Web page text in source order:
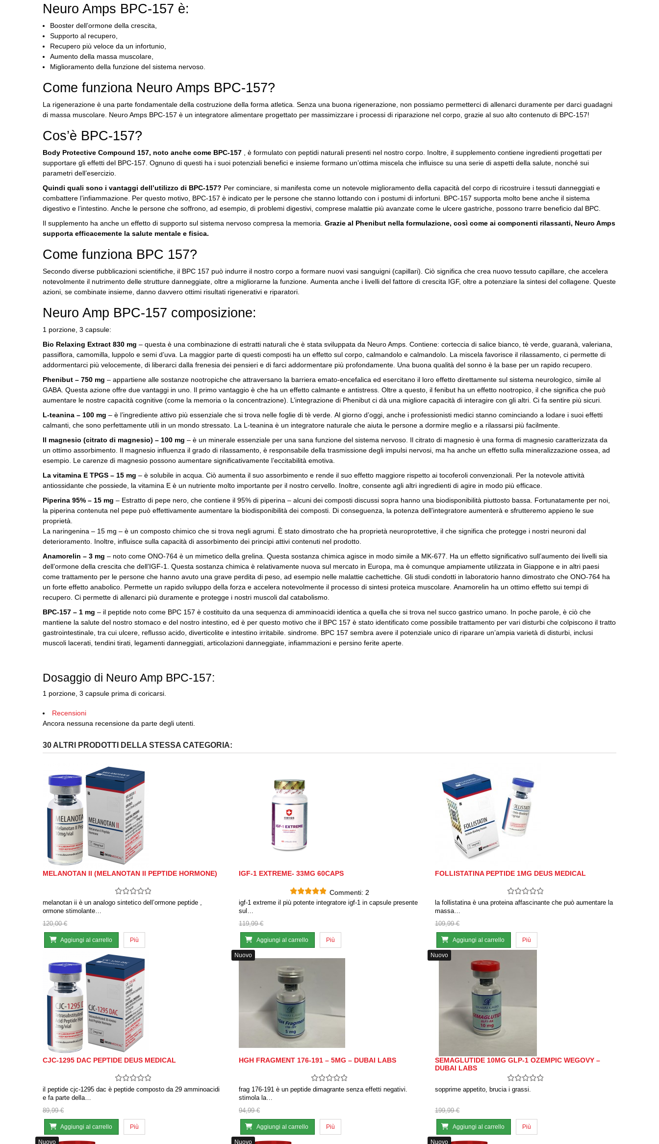
Neuro Amps BPC-157 è:
Booster dell’ormone della crescita,
Supporto al recupero,
Recupero più veloce da un infortunio,
Aumento della massa muscolare,
Miglioramento della funzione del sistema nervoso.
Come funziona Neuro Amps BPC-157?
La rigenerazione è una parte fondamentale della costruzione della forma atletica. Senza una buona rigenerazione, non possiamo permetterci di allenarci duramente per darci guadagni
di massa muscolare. Neuro Amps BPC-157 è un integratore alimentare progettato per massimizzare i processi di riparazione nel corpo, grazie al suo alto contenuto di BPC-157!
Cos’è BPC-157?
Body Protective Compound 157, noto anche come BPC-157 , è formulato con peptidi naturali presenti nel nostro corpo. Inoltre, il supplemento contiene ingredienti progettati per
supportare gli effetti del BPC-157. Ognuno di questi ha i suoi potenziali benefici e insieme formano un’ottima miscela che influisce su una serie di aspetti della salute, nonché sui
parametri dell’esercizio.
Quindi quali sono i vantaggi dell’utilizzo di BPC-157? Per cominciare, si manifesta come un notevole miglioramento della capacità del corpo di ricostruire i tessuti danneggiati e
combattere l’infiammazione. Per questo motivo, BPC-157 è indicato per le persone che stanno lottando con i postumi di infortuni. BPC-157 supporta molto bene anche il sistema
digestivo e l’intestino. Anche le persone che soffrono, ad esempio, di problemi digestivi, comprese malattie più avanzate come le ulcere gastriche, possono trarre beneficio dal BPC.
Il supplemento ha anche un effetto di supporto sul sistema nervoso compresa la memoria. Grazie al Phenibut nella formulazione, così come ai componenti rilassanti, Neuro Amps
supporta efficacemente la salute mentale e fisica.
Come funziona BPC 157?
Secondo diverse pubblicazioni scientifiche, il BPC 157 può indurre il nostro corpo a formare nuovi vasi sanguigni (capillari). Ciò significa che crea nuovo tessuto capillare, che accelera
notevolmente il nutrimento delle strutture danneggiate, oltre a migliorarne la funzione. Aumenta anche i livelli del fattore di crescita IGF, oltre a potenziare la sintesi del collagene. Queste
azioni, se combinate insieme, danno davvero ottimi risultati rigenerativi e riparatori.
Neuro Amp BPC-157 composizione:
1 porzione, 3 capsule:
Bio Relaxing Extract 830 mg – questa è una combinazione di estratti naturali che è stata sviluppata da Neuro Amps. Contiene: corteccia di salice bianco, tè verde, guaranà, valeriana,
passiflora, camomilla, luppolo e semi d’uva. La maggior parte di questi composti ha un effetto sul corpo, calmandolo e calmandolo. La miscela favorisce il rilassamento, ci permette di
addormentarci più velocemente, di liberarci dalla frenesia dei pensieri e di farci addormentare più profondamente. Una buona qualità del sonno è la base per un rapido recupero.
Phenibut – 750 mg – appartiene alle sostanze nootropiche che attraversano la barriera emato-encefalica ed esercitano il loro effetto direttamente sul sistema neurologico, simile al
GABA. Questa azione offre due vantaggi in uno. Il primo vantaggio è che ha un effetto calmante e antistress. Oltre a questo, il fenibut ha un effetto nootropico, il che significa che può
aumentare le nostre capacità cognitive (come la memoria o la concentrazione). L’integrazione di Phenibut ci dà una migliore capacità di interagire con gli altri. Ci fa sentire più sicuri.
L-teanina – 100 mg – è l’ingrediente attivo più essenziale che si trova nelle foglie di tè verde. Al giorno d’oggi, anche i professionisti medici stanno cominciando a lodare i suoi effetti
calmanti, che sono perfettamente utili in un mondo stressato. La L-teanina è un integratore naturale che aiuta le persone a dormire meglio e a rilassarsi più facilmente.
Il magnesio (citrato di magnesio) – 100 mg – è un minerale essenziale per una sana funzione del sistema nervoso. Il citrato di magnesio è una forma di magnesio caratterizzata da
un ottimo assorbimento. Il magnesio influenza il grado di rilassamento, è responsabile della trasmissione degli impulsi nervosi, ma ha anche un effetto sulla mineralizzazione ossea, ad
esempio. Le carenze di magnesio possono aumentare significativamente l’eccitabilità emotiva.
La vitamina E TPGS – 15 mg – è solubile in acqua. Ciò aumenta il suo assorbimento e rende il suo effetto maggiore rispetto ai tocoferoli convenzionali. Per la notevole attività
antiossidante che possiede, la vitamina E è un nutriente molto importante per il nostro cervello. Inoltre, consente agli altri ingredienti di agire in modo più efficace.
Piperina 95% – 15 mg – Estratto di pepe nero, che contiene il 95% di piperina – alcuni dei composti discussi sopra hanno una biodisponibilità piuttosto bassa. Fortunatamente per noi,
la piperina contenuta nel pepe può effettivamente aumentare la biodisponibilità dei composti. Di conseguenza, la potenza dell’integratore aumenterà e sfrutteremo appieno le sue
proprietà.
La naringenina – 15 mg – è un composto chimico che si trova negli agrumi. È stato dimostrato che ha proprietà neuroprotettive, il che significa che protegge i nostri neuroni dal
deterioramento. Inoltre, influisce sulla capacità di assorbimento dei principi attivi contenuti nel prodotto.
Anamorelin – 3 mg – noto come ONO-764 è un mimetico della grelina. Questa sostanza chimica agisce in modo simile a MK-677. Ha un effetto significativo sull’aumento dei livelli sia
dell’ormone della crescita che dell’IGF-1. Questa sostanza chimica è relativamente nuova sul mercato in Europa, ma è comunque ampiamente utilizzata in Giappone e in altri paesi
come trattamento per le persone che hanno avuto una grave perdita di peso, ad esempio nelle malattie cachettiche. Gli studi condotti in laboratorio hanno dimostrato che ONO-764 ha
un forte effetto anabolico. Permette un rapido sviluppo della forza e accelera notevolmente il processo di sintesi proteica muscolare. Anamorelin ha un ottimo effetto sui tempi di
recupero. Ci permette di allenarci più duramente e protegge i nostri muscoli dal catabolismo.
BPC-157 – 1 mg – il peptide noto come BPC 157 è costituito da una sequenza di amminoacidi identica a quella che si trova nel succo gastrico umano. In poche parole, è ciò che
mantiene la salute del nostro stomaco e del nostro intestino, ed è per questo motivo che il BPC 157 è stato identificato come possibile trattamento per vari disturbi che colpiscono il tratto
gastrointestinale, tra cui ulcere, reflusso acido, diverticolite e intestino irritabile. sindrome. BPC 157 sembra avere il potenziale unico di riparare un’ampia varietà di disturbi, inclusi
muscoli lacerati, tendini tirati, legamenti danneggiati, articolazioni danneggiate, infiammazioni e persino ferite aperte.
Dosaggio di Neuro Amp BPC-157:
1 porzione, 3 capsule prima di coricarsi.
Recensioni
Ancora nessuna recensione da parte degli utenti.
30 ALTRI PRODOTTI DELLA STESSA CATEGORIA:
MELANOTAN II (MELANOTAN II PEPTIDE HORMONE)
melanotan ii è un analogo sintetico dell’ormone peptide ,
ormone stimolante…
120,00 €
Aggiungi al carrello Più
IGF-1 EXTREME- 33MG 60CAPS
Commenti: 2
igf-1 extreme il più potente integratore igf-1 in capsule presente
sul…
119,99 €
Aggiungi al carrello Più
FOLLISTATINA PEPTIDE 1MG DEUS MEDICAL
la follistatina è una proteina affascinante che può aumentare la
massa…
109,99 €
Aggiungi al carrello Più
CJC-1295 DAC PEPTIDE DEUS MEDICAL
il peptide cjc-1295 dac è peptide composto da 29 amminoacidi
e fa parte della…
89,99 €
Aggiungi al carrello Più
Nuovo
HGH FRAGMENT 176-191 – 5MG – DUBAI LABS
frag 176-191 è un peptide dimagrante senza effetti negativi.
stimola la…
94,99 €
Aggiungi al carrello Più
Nuovo
SEMAGLUTIDE 10MG GLP-1 OZEMPIC WEGOVY –
DUBAI LABS
sopprime appetito, brucia i grassi.
199,99 €
Aggiungi al carrello Più
Nuovo Nuovo Nuovo